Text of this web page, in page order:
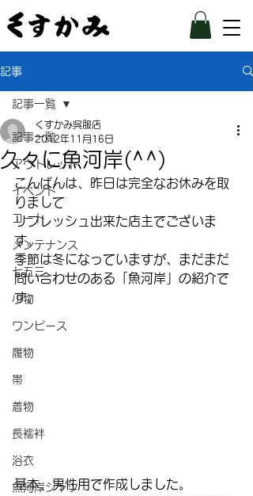
記事
記事一覧
アウトレット
イベント
コート
メンテナンス
七五三
小物
ワンピース
履物
帯
着物
長襦袢
浴衣
魚河岸シャツ
記事一覧
久々に魚河岸(^^)
くすかみ呉服店
2012年11月16日
こんばんは、昨日は完全なお休みを取
りまして
リフレッシュ出来た店主でございま
す。
季節は冬になっていますが、まだまだ
問い合わせのある「魚河岸」の紹介で
す。
基本、男性用で作成しました。